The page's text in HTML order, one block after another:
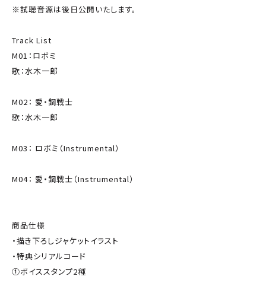
※試聴音源は後日公開いたします。
Track List
M01：ロボミ
歌：水木一郎
M02： 愛・鋼戦士
歌：水木一郎
M03： ロボミ（Instrumental）
M04： 愛・鋼戦士（Instrumental）
商品仕様
・描き下ろしジャケットイラスト
・特典シリアルコード
①ボイススタンプ2種